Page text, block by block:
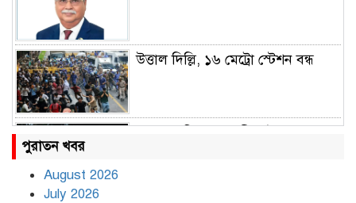
উত্তাল দিল্লি, ১৬ মেট্রো স্টেশন বন্ধ
পুরাতন খবর
August 2026
July 2026